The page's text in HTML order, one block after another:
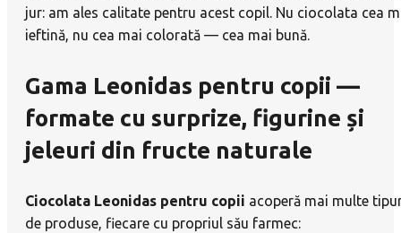
jur: am ales calitate pentru acest copil. Nu ciocolata cea
ieftină, nu cea mai colorată — cea mai bună.
Gama Leonidas pentru copii —
formate cu surprize, figurine și
jeleuri din fructe naturale
Ciocolata Leonidas pentru copii acoperă mai multe
de produse, fiecare cu propriul său farmec: